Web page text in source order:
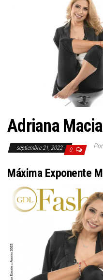
Adriana
septiembre 21, 2022 0 Por
Máxima Exponente